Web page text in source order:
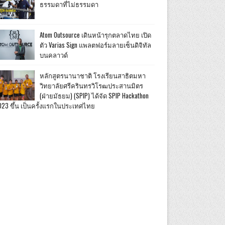
ธรรมดาที่ไม่ธรรมดา
Atom Outsource เดินหน้ารุกตลาดไทย เปิด
ตัว Varias Sign แพลตฟอร์มลายเซ็นดิจิทัล
บนคลาวด์
หลักสูตรนานาชาติ โรงเรียนสาธิตมหา
วิทยาลัยศรีครินทรวิโรฒประสานมิตร
(ฝ่ายมัธยม) (SPIP) ได้จัด SPIP Hackathon
ขึ้น เป็นครั้งแรกในประเทศไทย